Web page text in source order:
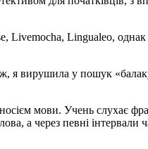
Livemocha, Lingualeo, однак
я вирушила у пошук
мови. Учень слухає
а через певні інтервали